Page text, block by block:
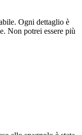
Ogni dettaglio è
Non potrei essere più